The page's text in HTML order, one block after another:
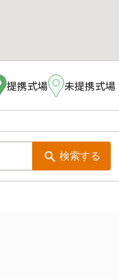
提携式場 未提携式場
検索する